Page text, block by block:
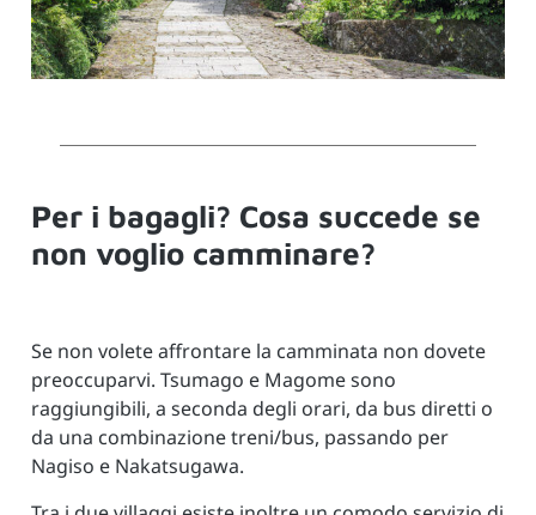
Per i bagagli? Cosa succede se
non voglio camminare?
Se non volete affrontare la camminata non dovete
preoccuparvi. Tsumago e Magome sono
raggiungibili, a seconda degli orari, da bus diretti o
da una combinazione treni/bus, passando per
Nagiso e Nakatsugawa.